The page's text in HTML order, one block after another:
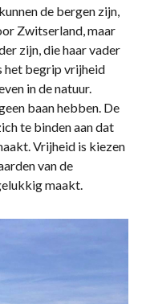
de bergen zijn,
Zwitserland, maar
zijn, die haar vader
het begrip vrijheid
in de natuur.
baan hebben. De
te binden aan dat
Vrijheid is kiezen
van de
maakt.